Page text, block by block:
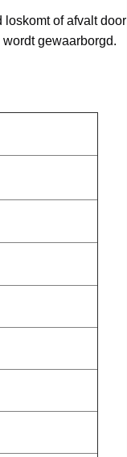
of afvalt door
gewaarborgd.